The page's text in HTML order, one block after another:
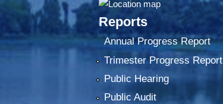
Reports
Annual Progress Report
Trimester Progress Report
Public Hearing
Public Audit